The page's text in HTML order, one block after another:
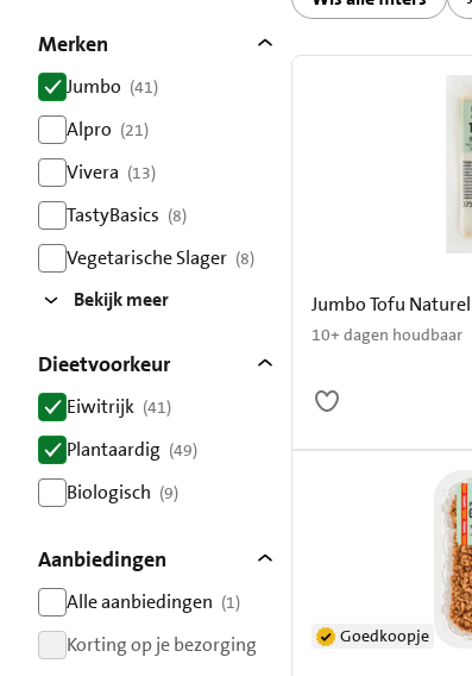
Merken
Jumbo (41)
resultaten
Alpro (21)
resultaten
Vivera (13)
resultaten
TastyBasics (8)
resultaten
Vegetarische Slager (8)
Bekijk meer
Dieetvoorkeur
Eiwitrijk (41)
resultaten
Plantaardig (49)
resultaten
Biologisch (9)
Aanbiedingen
Alle aanbiedingen (1)
resultaten
Korting op je bezorging
Jumbo Tofu
10+ dagen houdbaar
Goedkoopje